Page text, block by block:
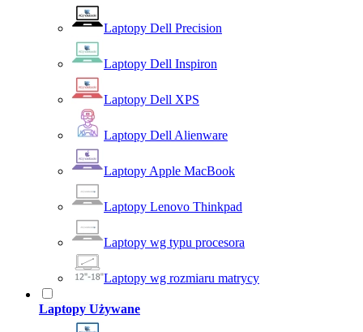
Laptopy Dell Precision
Laptopy Dell Inspiron
Laptopy Dell XPS
Laptopy Dell Alienware
Laptopy Apple MacBook
Laptopy Lenovo Thinkpad
Laptopy wg typu procesora
Laptopy wg rozmiaru matrycy
Laptopy Używane